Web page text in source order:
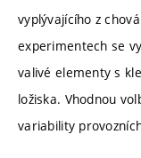
vyplývajícího z
experimentech se
valivé elementy s
ložiska. Vhodnou
variability